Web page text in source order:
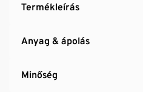
Termékleírás
Anyag & ápolás
Minőség